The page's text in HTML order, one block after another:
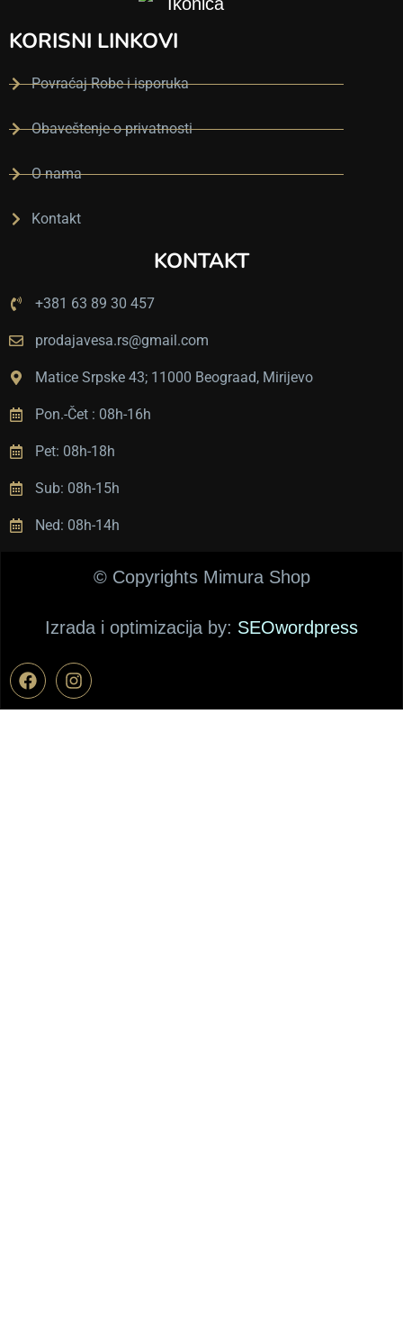
KORISNI LINKOVI
Povraćaj Robe i isporuka
Obaveštenje o privatnosti
O nama
Kontakt
KONTAKT
+381 63 89 30 457
prodajavesa.rs@gmail.com
Matice Srpske 43; 11000 Beograad, Mirijevo
Pon.-Čet : 08h-16h
Pet: 08h-18h
Sub: 08h-15h
Ned: 08h-14h
© Copyrights Mimura Shop
Izrada i optimizacija by: SEOwordpress